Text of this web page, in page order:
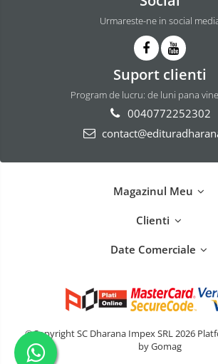
Urmareste-ne in social
Suport clienti
Program de lucru: de luni pana
0040772252302
Magazinul Meu
Clienti
Date Comerciale
©Copyright SC Dharana Impex SRL 2026
by Gomag